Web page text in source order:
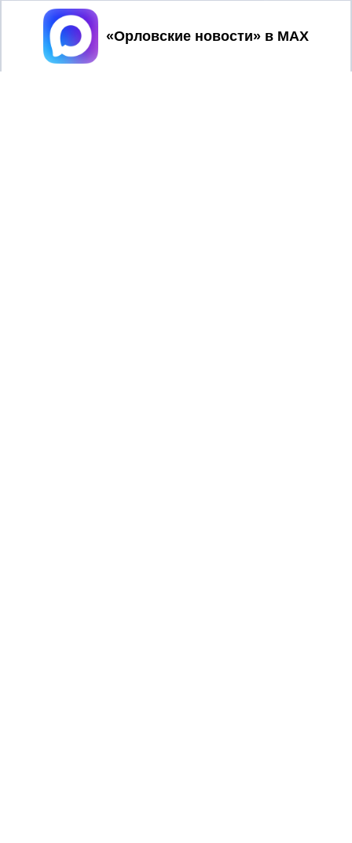
Принять